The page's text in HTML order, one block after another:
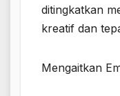
ditingkatkan
kreatif dan
Mengaitkan